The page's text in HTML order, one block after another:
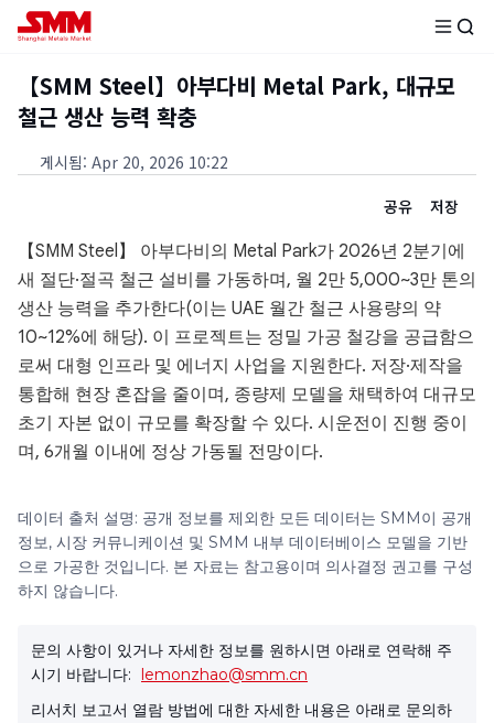
【SMM Steel】아부다비 Metal Park, 대규모
철근 생산 능력 확충
게시됨: Apr 20, 2026 10:22
공유
저장
【SMM Steel】 아부다비의 Metal Park가 2026년 2분기에
새 절단·절곡 철근 설비를 가동하며, 월 2만 5,000~3만 톤의
생산 능력을 추가한다(이는 UAE 월간 철근 사용량의 약
10~12%에 해당). 이 프로젝트는 정밀 가공 철강을 공급함으
로써 대형 인프라 및 에너지 사업을 지원한다. 저장·제작을
통합해 현장 혼잡을 줄이며, 종량제 모델을 채택하여 대규모
초기 자본 없이 규모를 확장할 수 있다. 시운전이 진행 중이
며, 6개월 이내에 정상 가동될 전망이다.
데이터 출처 설명: 공개 정보를 제외한 모든 데이터는 SMM이 공개
정보, 시장 커뮤니케이션 및 SMM 내부 데이터베이스 모델을 기반
으로 가공한 것입니다. 본 자료는 참고용이며 의사결정 권고를 구성
하지 않습니다.
문의 사항이 있거나 자세한 정보를 원하시면 아래로 연락해 주
시기 바랍니다: lemonzhao@smm.cn
리서치 보고서 열람 방법에 대한 자세한 내용은 아래로 문의하